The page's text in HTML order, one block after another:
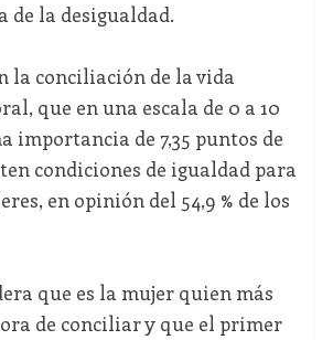
de la desigualdad.
la conciliación de la vida
que en una escala de 0 a 10
importancia de 7,35 puntos de
condiciones de igualdad para
en opinión del 54,9 % de los
que es la mujer quien más
de conciliar y que el primer